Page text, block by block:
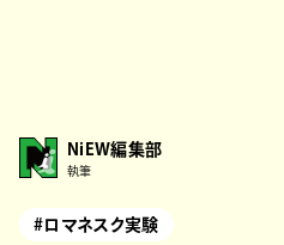
NiEW編集部
執筆
#ロマネスク実験